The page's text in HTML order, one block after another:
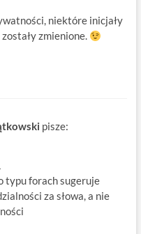
niektóre inicjały
zmienione.
pisze:
typu forach sugeruje
za słowa, a nie